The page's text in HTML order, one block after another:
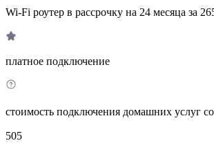
Wi-Fi роутер в рассрочку на 24 месяца за
платное подключение
стоимость подключения домашних услуг
505